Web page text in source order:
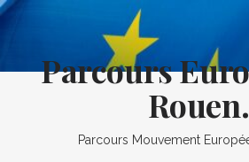
Parcours
Rouen.
Parcours Mouvement